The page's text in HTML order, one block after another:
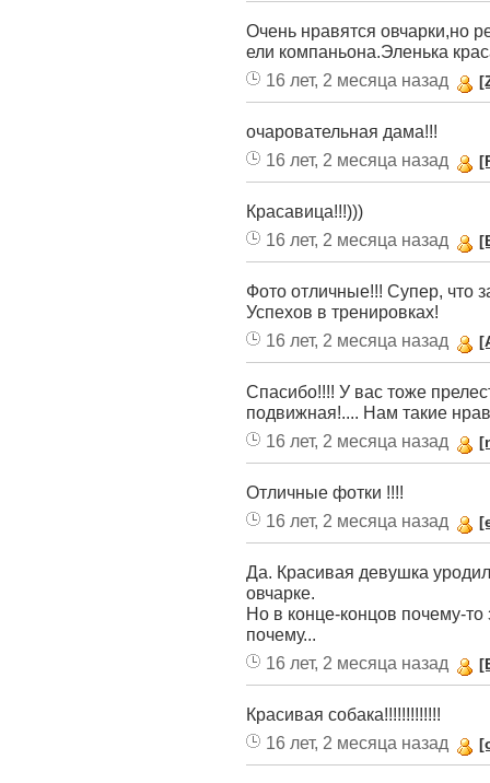
Очень нравятся овчарки,но
ели компаньона.Эленька
16 лет, 2 месяца назад
очаровательная дама!!!
16 лет, 2 месяца назад
Красавица!!!)))
16 лет, 2 месяца назад
Фото отличные!!! Супер, что
Успехов в тренировках!
16 лет, 2 месяца назад
Спасибо!!!! У вас тоже
подвижная!.... Нам такие
16 лет, 2 месяца назад
Отличные фотки !!!!
16 лет, 2 месяца назад
Да. Красивая девушка
овчарке.
Но в конце-концов почему-
почему...
16 лет, 2 месяца назад
Красивая собака!!!!!!!!!!!!!
16 лет, 2 месяца назад